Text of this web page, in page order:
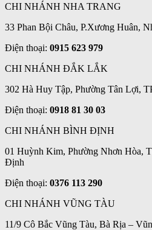
CHI NHÁNH NHA TRANG
33 Phan Bội Châu, P.Xương Huân,
Điện thoại: 0915 623 979
CHI NHÁNH ĐẮK LẮK
302 Hà Huy Tập, Phường Tân Lợi,
Điện thoại: 0918 81 30 03
CHI NHÁNH BÌNH ĐỊNH
01 Huỳnh Kim, Phường Nhơn Hòa,
Định
Điện thoại: 0376 113 290
CHI NHÁNH VŨNG TÀU
11/9 Cô Bắc Vũng Tàu, Bà Rịa –